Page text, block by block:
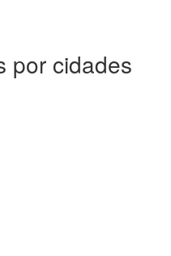
por cidades